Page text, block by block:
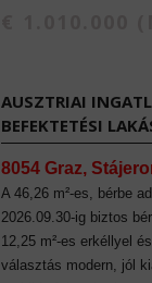
AUSZTRIAI
BEFEKTETÉSI
8054 Graz,
A 46,26 m²-es, bérbe
2026.09.30-ig biztos
12,25 m²-es erkéllyel
választás modern, jól